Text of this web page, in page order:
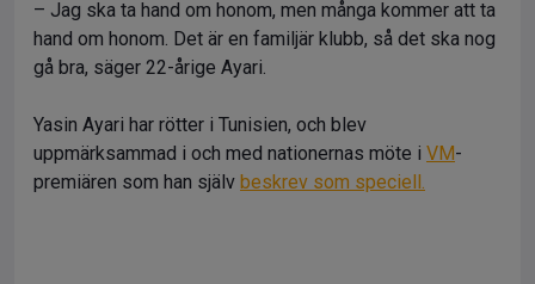
– Jag ska ta hand om honom, men många kommer att ta
hand om honom. Det är en familjär klubb, så det ska nog
gå bra, säger 22-årige Ayari.
Yasin Ayari har rötter i Tunisien, och blev
uppmärksammad i och med nationernas möte i VM-
premiären som han själv beskrev som speciell.